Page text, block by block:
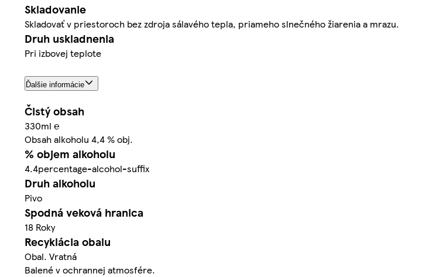
Skladovanie
Skladovať v priestoroch bez zdroja sálavého tepla, priameho slnečného žiarenia a mrazu.
Druh uskladnenia
Pri izbovej teplote
Ďalšie informácie
Čistý obsah
330ml ℮
Obsah alkoholu 4,4 % obj.
% objem alkoholu
4.4percentage-alcohol-suffix
Druh alkoholu
Pivo
Spodná veková hranica
18 Roky
Recyklácia obalu
Obal. Vratná
Balené v ochrannej atmosfére.